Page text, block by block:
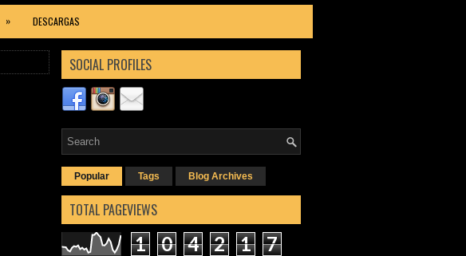
» DESCARGAS
SOCIAL PROFILES
Popular Tags Blog Archives
TOTAL PAGEVIEWS
1 0 4 2 1 7